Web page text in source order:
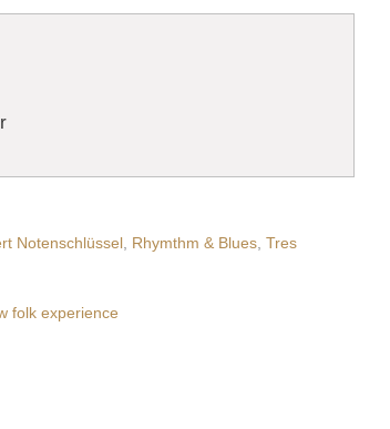
Notenschlüssel, Rhymthm & Blues, Tres
folk experience